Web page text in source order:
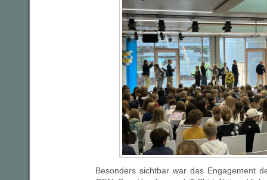
Besonders sichtbar war das Engagement